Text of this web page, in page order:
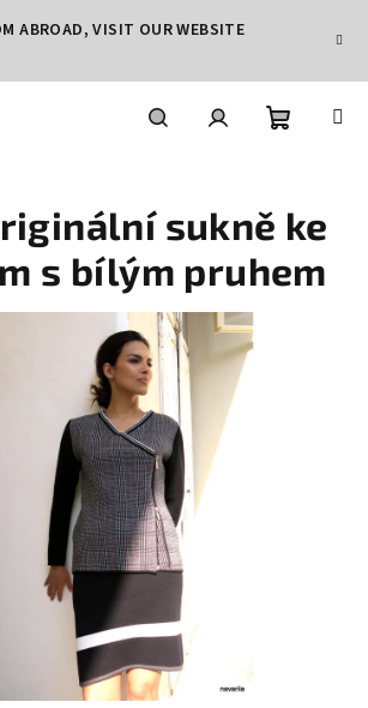
ABROAD, VISIT OUR WEBSITE
košík
sukně ke
s bílým pruhem